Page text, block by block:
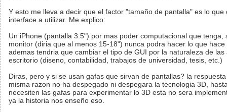
Y esto me lleva a decir que el factor "tamaño de pantalla" es lo que
interface a utilizar. Me explico:
Un iPhone (pantalla 3.5") por mas poder computacional que tenga,
monitor (diria que al menos 15-18") nunca podra hacer lo que
ademas tendria que cambiar el tipo de GUI por la naturaleza de las
escritorio (diseno, contabilidad, trabajos de universidad, tesis, etc.)
Diras, pero y si se usan gafas que sirvan de pantallas? la
misma razon no ha despegado ni despegara la tecnologia 3D,
necesiten las gafas para experimentar lo 3D esta no sera
ya la historia nos enseño eso.